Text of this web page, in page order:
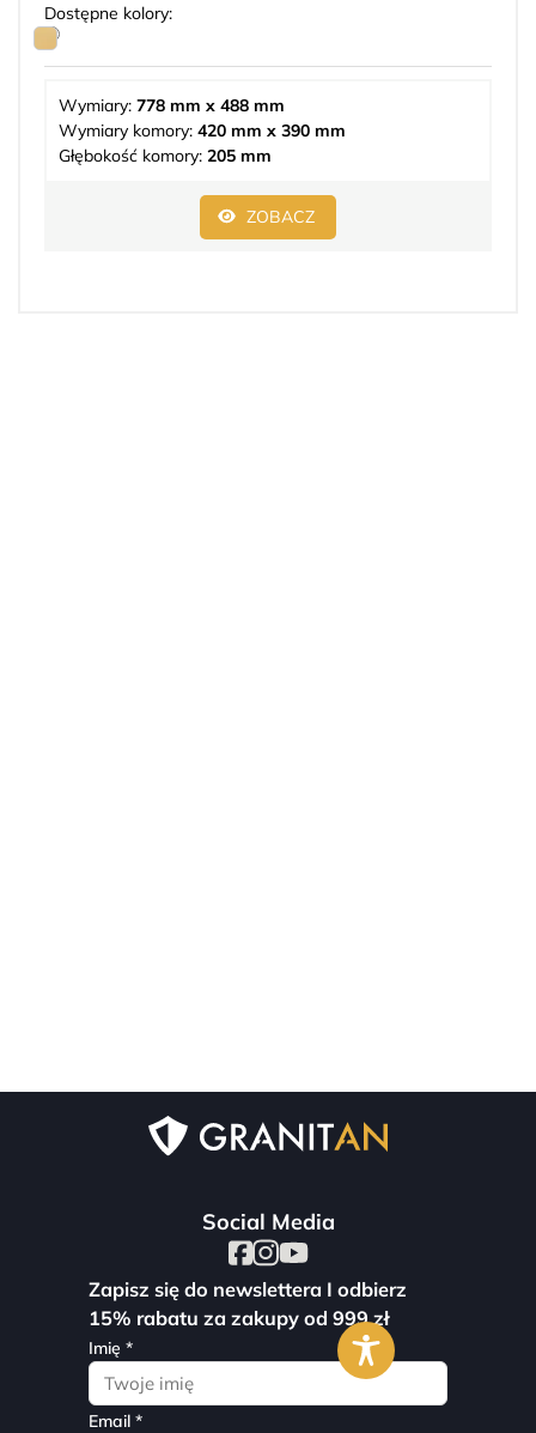
Dostępne kolory:
Wymiary: 778 mm x 488 mm
Wymiary komory: 420 mm x 390 mm
Głębokość komory: 205 mm
ZOBACZ
Social Media
Zapisz się do newslettera I odbierz
15% rabatu za zakupy od 999 zł
Imię *
Email *